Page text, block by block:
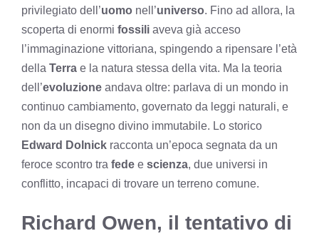
privilegiato dell’uomo nell’universo. Fino ad allora, la
scoperta di enormi fossili aveva già acceso
l’immaginazione vittoriana, spingendo a ripensare l’età
della Terra e la natura stessa della vita. Ma la teoria
dell’evoluzione andava oltre: parlava di un mondo in
continuo cambiamento, governato da leggi naturali, e
non da un disegno divino immutabile. Lo storico
Edward Dolnick racconta un’epoca segnata da un
feroce scontro tra fede e scienza, due universi in
conflitto, incapaci di trovare un terreno comune.
Richard Owen, il tentativo di